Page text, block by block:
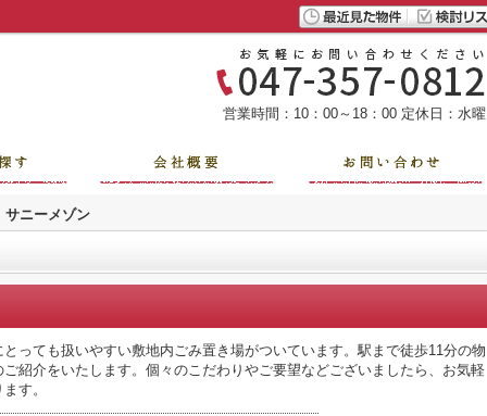
営業時間：10：00～18：00 定休日：水曜
サニーメゾン
っても扱いやすい敷地内ごみ置き場がついています。駅まで徒歩11分の物
紹介をいたします。個々のこだわりやご要望などございましたら、お気軽
す。